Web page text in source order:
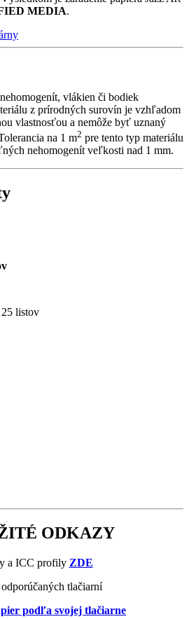
MEDIA.
vlákien či bodiek
z prírodných surovín je vzhľadom
vlastnosťou a nemôže byť uznaný
na 1 m2 pre tento typ materiálu
nehomogenít veľkosti nad 1 mm.
listov
ODKAZY
a ICC profily ZDE
odporúčaných tlačiarní
podľa svojej tlačiarne